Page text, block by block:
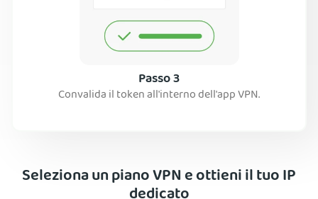
Passo 3
Convalida il token all'interno dell'app VPN.
Seleziona un piano VPN e ottieni il tuo IP